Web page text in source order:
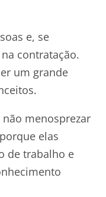
e, se
contratação.
um grande
menosprezar
elas
de trabalho e